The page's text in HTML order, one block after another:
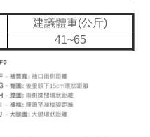
建議體重(公斤)
41~65